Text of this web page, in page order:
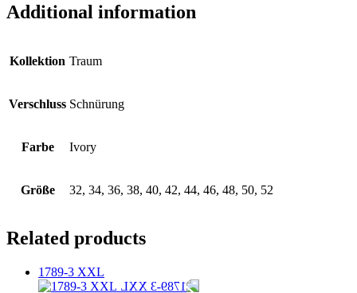
Additional information
Kollektion Traum
Verschluss Schnürung
Farbe Ivory
Größe 32, 34, 36, 38, 40, 42, 44, 46, 48, 50, 52
Related products
1789-3 XXL